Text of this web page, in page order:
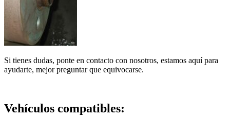
Si tienes dudas, ponte en contacto con nosotros, estamos aquí para
ayudarte, mejor preguntar que equivocarse.
Vehículos compatibles: